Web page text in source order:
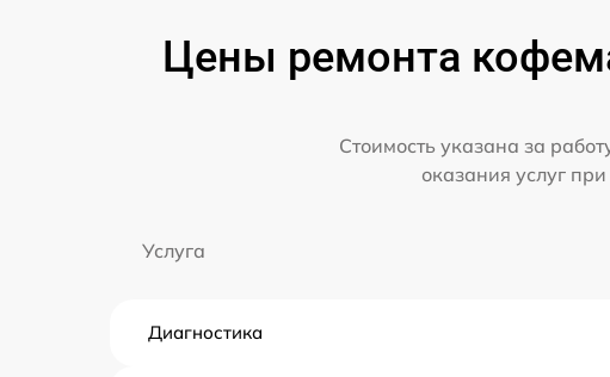
Цены ремонта
Стоимость указана за
оказания услуг
Услуга
Диагностика